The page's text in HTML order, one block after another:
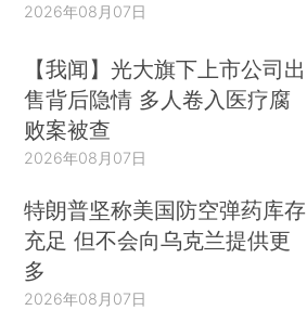
2026年08月07日
【我闻】光大旗下上市公司出
售背后隐情 多人卷入医疗腐
败案被查
2026年08月07日
特朗普坚称美国防空弹药库存
充足 但不会向乌克兰提供更
多
2026年08月07日